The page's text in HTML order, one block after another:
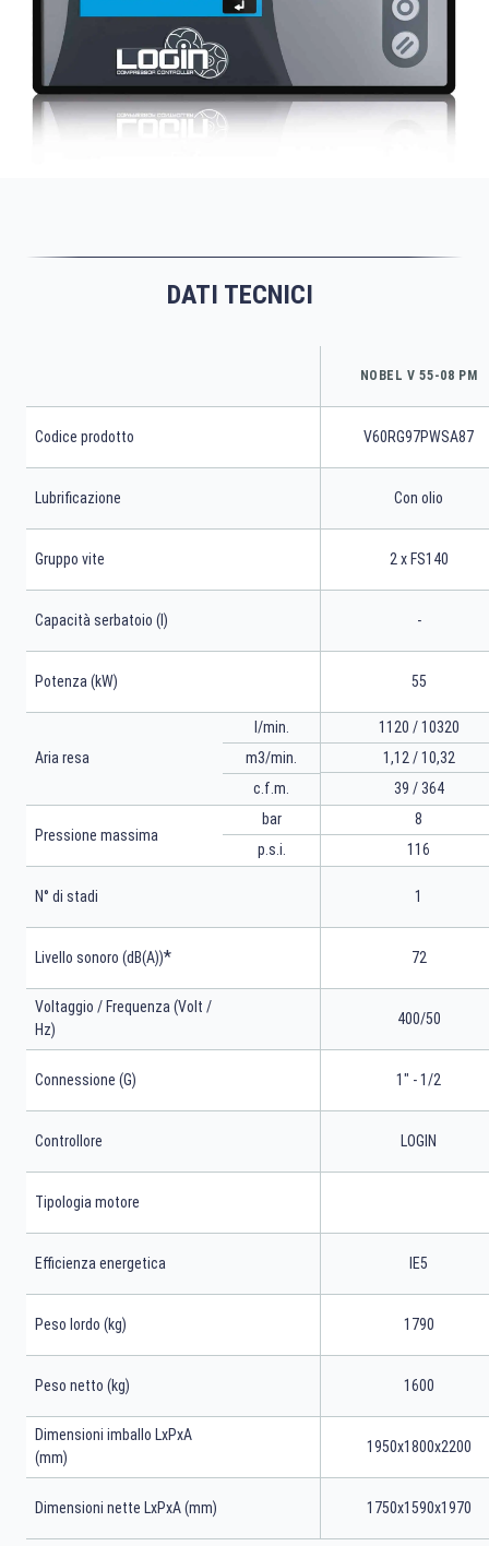
DATI TECNICI
NOBEL V 55-08 PM
Codice prodotto V60RG97PWSA87
Lubrificazione Con olio
Gruppo vite 2 x FS140
Capacità serbatoio (l) -
Potenza (kW) 55
Aria resa
l/min.
m3/min.
c.f.m.
1120 / 10320
1,12 / 10,32
39 / 364
Pressione massima
bar
p.s.i.
8
116
N° di stadi 1
Livello sonoro (dB(A))* 72
Voltaggio / Frequenza (Volt /
Hz)
400/50
Connessione (G) 1" - 1/2
Controllore LOGIN
Tipologia motore
Efficienza energetica IE5
Peso lordo (kg) 1790
Peso netto (kg) 1600
Dimensioni imballo LxPxA
(mm)
1950x1800x2200
Dimensioni nette LxPxA (mm) 1750x1590x1970